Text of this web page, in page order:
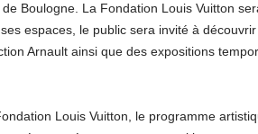
de Boulogne. La Fondation Louis Vuitton
espaces, le public sera invité à
Arnault ainsi que des expositions
Louis Vuitton, le programme